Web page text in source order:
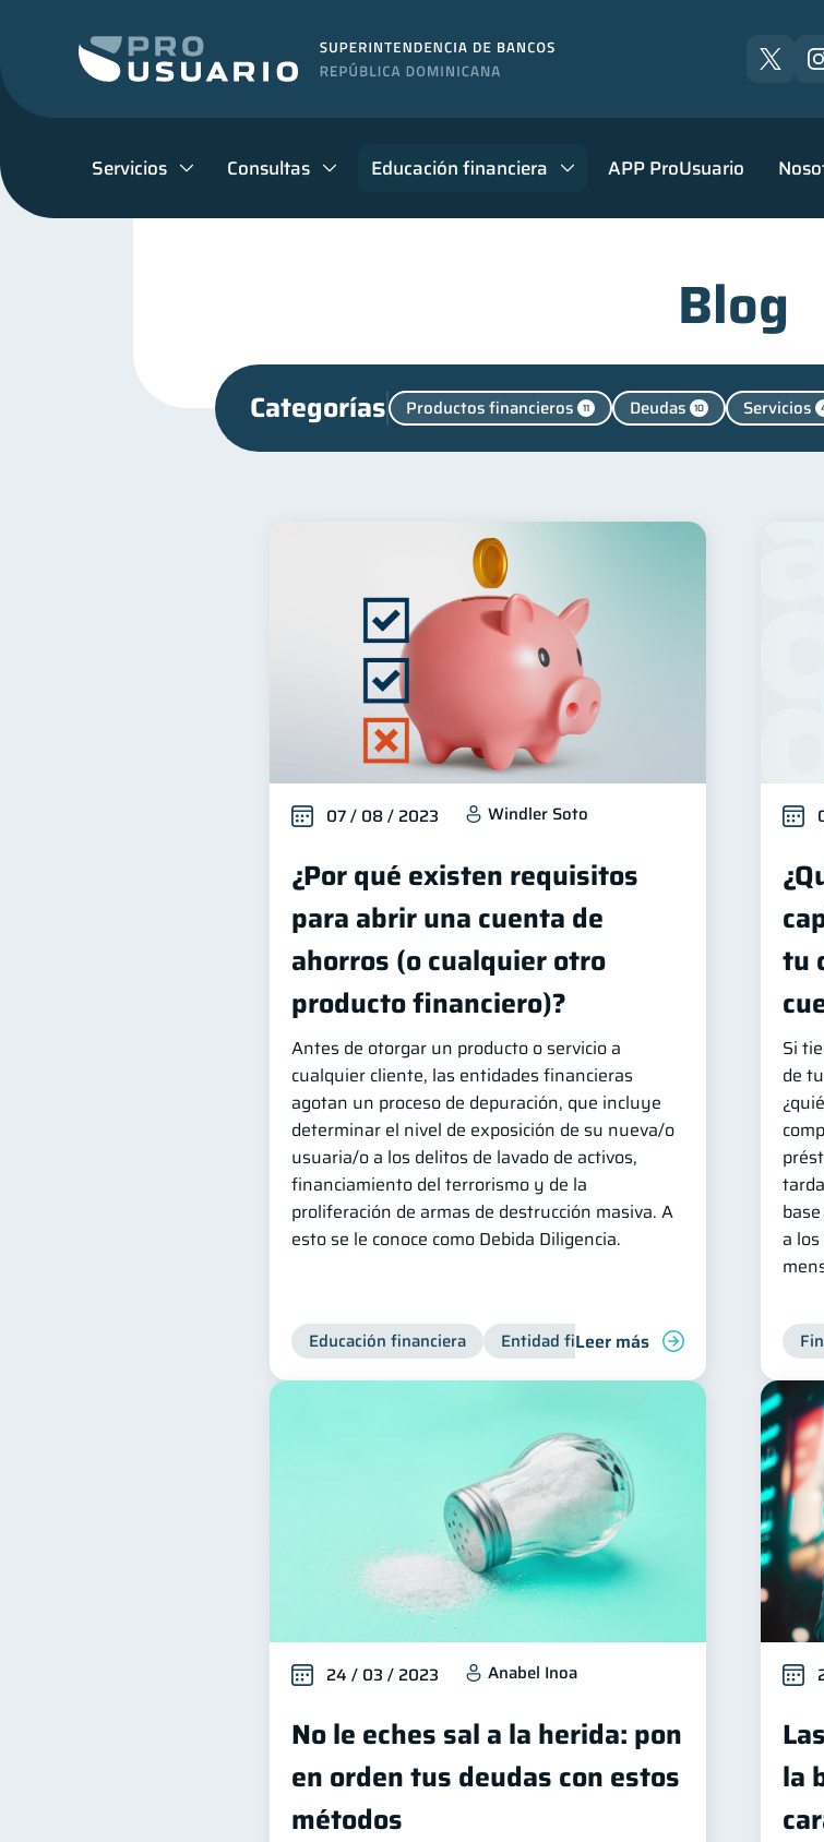
Servicios Consultas Educación financiera APP ProUsuario
Blog
Categorías Productos financieros 11 Deudas 10 Servicios
Salud financiera
Derechos & Deberes 4 Superintendencia de Bancos
Finanzas Personales Educación Financiera
Retiro Doble sueldo
07 / 08 / 2023 Windler Soto
¿Por qué existen requisitos
para abrir una cuenta de
ahorros (o cualquier otro
producto financiero)?
Antes de otorgar un producto o servicio a
cualquier cliente, las entidades financieras
agotan un proceso de depuración, que incluye
determinar el nivel de exposición de su nueva/o
usuaria/o a los delitos de lavado de activos,
financiamiento del terrorismo y de la
proliferación de armas de destrucción masiva. A
esto se le conoce como Debida Diligencia.
Educación financiera Entidad financiera Productos
Leer más
tu
Si
de
a
24 / 03 / 2023 Anabel Inoa
No le eches sal a la herida: pon
en orden tus deudas con estos
métodos
la